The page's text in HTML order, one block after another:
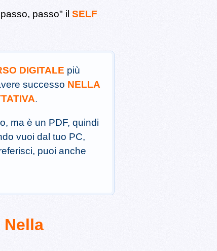
passo" il SELF
DIGITALE più
successo NELLA
.
ma è un PDF, quindi
vuoi dal tuo PC,
puoi anche